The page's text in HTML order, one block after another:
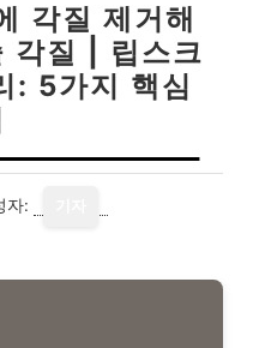
각질 제거해
각질 | 립스크
: 5가지 핵심
자: